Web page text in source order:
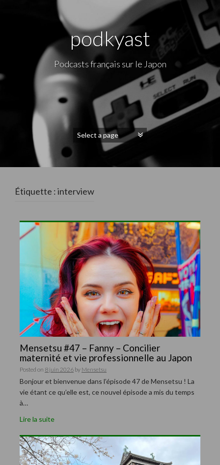
podkyast
Podcasts français sur le Japon
Étiquette : interview
Mensetsu #47 – Fanny – Concilier
maternité et vie professionnelle au Japon
Posted on 8 juin 2026 by Mensetsu
Bonjour et bienvenue dans l’épisode 47 de Mensetsu ! La
vie étant ce qu’elle est, ce nouvel épisode a mis du temps
à…
Lire la suite